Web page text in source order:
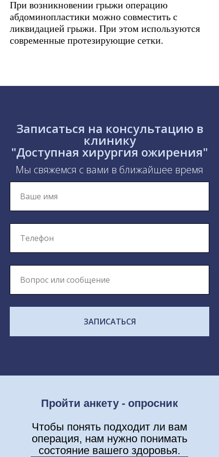
При возникновении грыжи операцию
абдоминопластики можно совместить с
ликвидацией грыжи. При этом используются
современные протезирующие сетки.
Записаться на консультацию в
клинику
"Доступная хирургия ожирения"
Мы свяжемся с вами в ближайшее время
ЗАПИСАТЬСЯ
Пройти анкету - опросник
Чтобы понять подходит ли вам
операция, нам нужно понимать
состояние вашего здоровья.